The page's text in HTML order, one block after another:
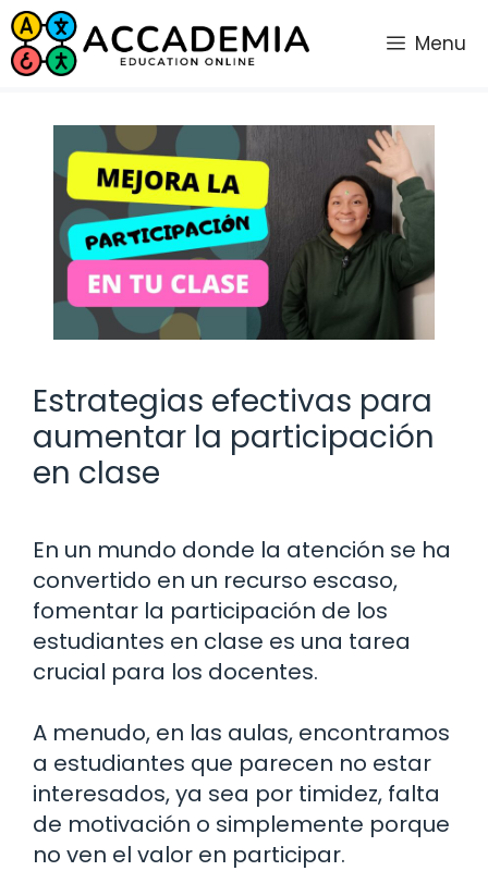
Saltar
al
contenido
Menu
Estrategias efectivas para
aumentar la participación
en clase
En un mundo donde la atención se ha
convertido en un recurso escaso,
fomentar la participación de los
estudiantes en clase es una tarea
crucial para los docentes.
A menudo, en las aulas, encontramos
a estudiantes que parecen no estar
interesados, ya sea por timidez, falta
de motivación o simplemente porque
no ven el valor en participar.